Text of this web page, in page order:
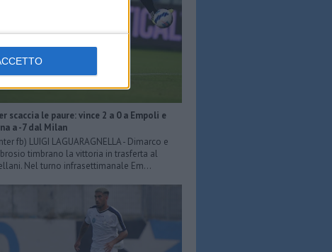
scaccia le paure: vince 2 a 0 a Empoli e
a -7 dal Milan
fb) LUIGI LAGUARAGNELLA - Dimarco e
timbrano la vittoria in trasferta al
Nel turno infrasettimanale Em...